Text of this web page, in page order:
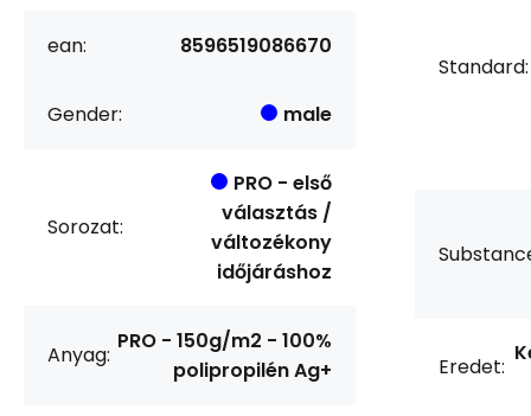
ean: 8596519086670
Gender: male
Sorozat:
PRO - első
választás /
változékony
időjáráshoz
Anyag:
PRO - 150g/m2 - 100%
polipropilén Ag+
Standard:
Eredet: